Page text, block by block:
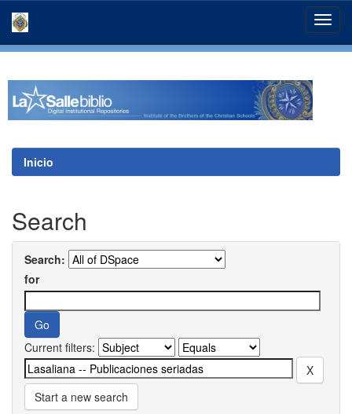
Inicio
Search
Search:
for
Current filters:
Start a new search